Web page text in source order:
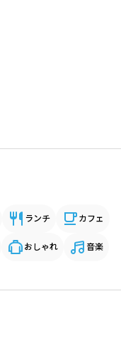
ランチ カフェ
おしゃれ 音楽